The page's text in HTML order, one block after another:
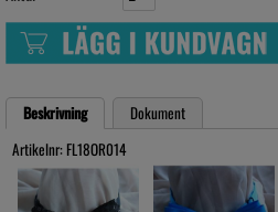
Beskrivning
Dokument
Artikelnr: FL18OR014